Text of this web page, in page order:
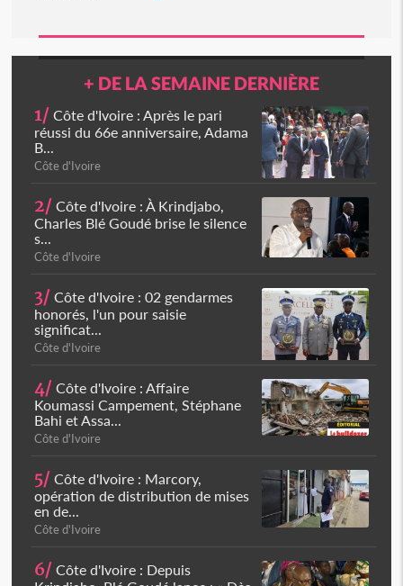
+ DE LA SEMAINE DERNIÈRE
1/ Côte d'Ivoire : Après le pari
réussi du 66e anniversaire, Adama
B...
Côte d'Ivoire
2/ Côte d'Ivoire : À Krindjabo,
Charles Blé Goudé brise le silence
s...
Côte d'Ivoire
3/ Côte d'Ivoire : 02 gendarmes
honorés, l'un pour saisie
significat...
Côte d'Ivoire
4/ Côte d'Ivoire : Affaire
Koumassi Campement, Stéphane
Bahi et Assa...
Côte d'Ivoire
5/ Côte d'Ivoire : Marcory,
opération de distribution de mises
en de...
Côte d'Ivoire
6/ Côte d'Ivoire : Depuis